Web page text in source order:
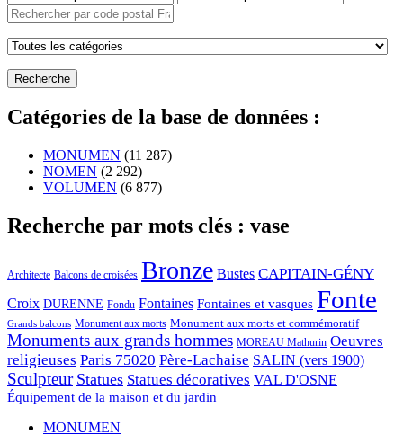
Catégories de la base de données :
MONUMEN (11 287)
NOMEN (2 292)
VOLUMEN (6 877)
Recherche par mots clés : vase
Architecte Balcons de croisées Bronze Bustes CAPITAIN-GÉNY
Croix DURENNE Fondu Fontaines Fontaines et vasques Fonte
Grands balcons Monument aux morts Monument aux morts et commémoratif
Monuments aux grands hommes MOREAU Mathurin Oeuvres
religieuses Paris 75020 Père-Lachaise SALIN (vers 1900)
Sculpteur Statues Statues décoratives VAL D'OSNE
Équipement de la maison et du jardin
MONUMEN